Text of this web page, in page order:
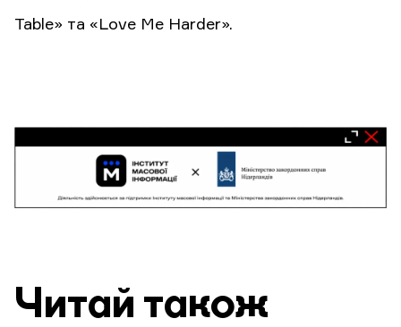
Table» та «Love Me Harder».
Читай також